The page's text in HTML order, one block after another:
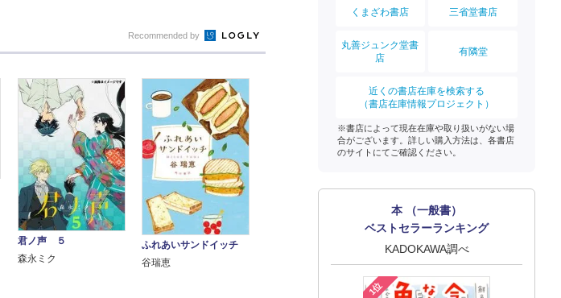
くまざわ書店 三省堂書店
丸善ジュンク堂書
店
有隣堂
近くの書店在庫を検索する
（書店在庫情報プロジェクト）
※書店によって現在在庫や取り扱いがない場
合がございます。詳しい購入方法は、各書店
のサイトにてご確認ください。
本 （一般書）
ベストセラーランキング
KADOKAWA調べ
1位
Recommended by
君ノ声 ５
森永ミク
ふれあいサンドイッチ
谷瑞恵